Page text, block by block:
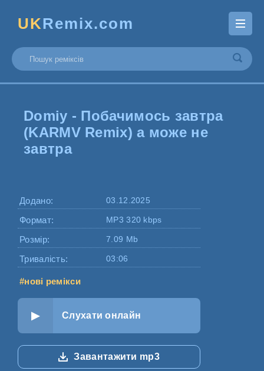
UKRemix.com
Domiy - Побачимось завтра
(KARMV Remix) а може не
завтра
Додано: 03.12.2025
Формат: MP3 320 kbps
Розмір: 7.09 Mb
Тривалість: 03:06
#нові ремікси
Слухати онлайн
Завантажити mp3